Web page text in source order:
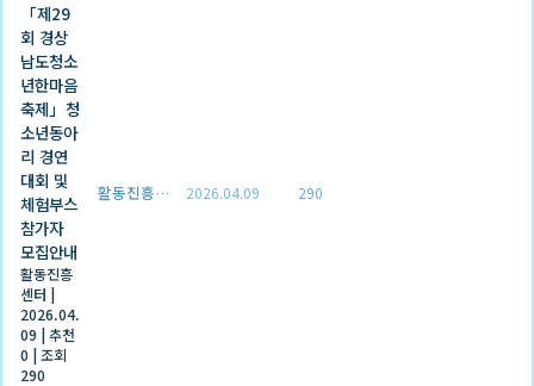
「제29
회 경상
남도청소
년한마음
축제」청
소년동아
리 경연
대회 및
체험부스
참가자
모집안내
활동진흥
센터 |
2026.04.
09 |추천
0 |조회
290
활동진흥센터 2026.04.09 290